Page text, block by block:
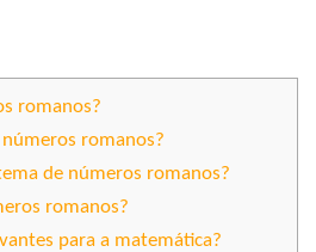
romanos?
romanos?
de números romanos?
romanos?
para a matemática?